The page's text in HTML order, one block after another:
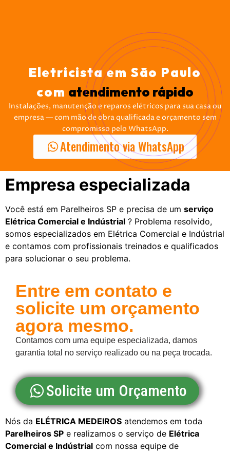
Eletricista em São Paulo
com atendimento rápido
Instalações, manutenção e reparos elétricos para sua casa ou
empresa — com mão de obra qualificada e orçamento sem
compromisso pelo WhatsApp.
Atendimento via WhatsApp
Empresa especializada
Você está em Parelheiros SP e precisa de um serviço
Elétrica Comercial e Indústrial ? Problema resolvido,
somos especializados em Elétrica Comercial e Indústrial
e contamos com profissionais treinados e qualificados
para solucionar o seu problema.
Entre em contato e
solicite um orçamento
agora mesmo.
Contamos com uma equipe especializada, damos
garantia total no serviço realizado ou na peça trocada.
Solicite um Orçamento
Nós da ELÉTRICA MEDEIROS atendemos em toda
Parelheiros SP e realizamos o serviço de Elétrica
Comercial e Indústrial com nossa equipe de